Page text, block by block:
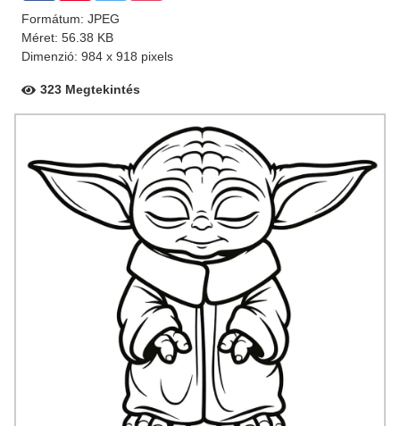
Formátum: JPEG
Méret: 56.38 KB
Dimenzió: 984 x 918 pixels
323 Megtekintés